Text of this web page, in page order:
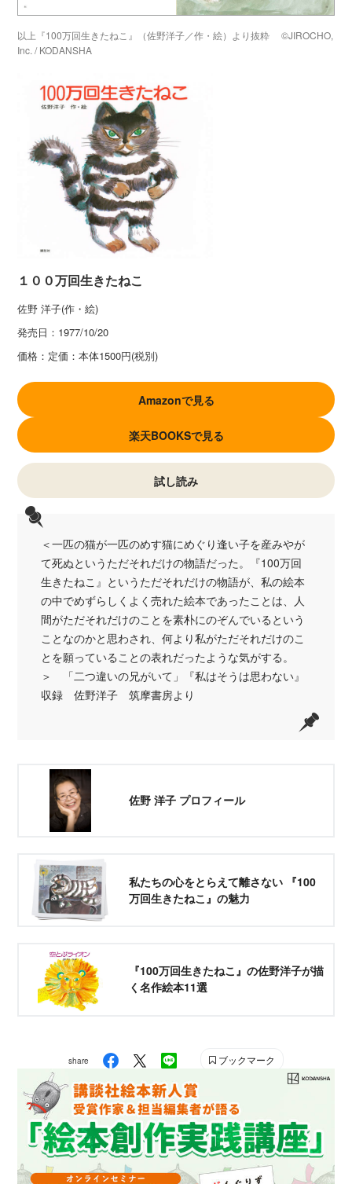
以上『100万回生きたねこ』（佐野洋子／作・絵）より抜粋 ©JIROCHO,
Inc. / KODANSHA
１００万回生きたねこ
佐野 洋子(作・絵)
発売日： 1977/10/20
価格： 定価：本体1500円(税別)
Amazonで見る
楽天BOOKSで見る
試し読み
＜一匹の猫が一匹のめす猫にめぐり逢い子を産みやが
て死ぬというただそれだけの物語だった。『100万回
生きたねこ』というただそれだけの物語が、私の絵本
の中でめずらしくよく売れた絵本であったことは、人
間がただそれだけのことを素朴にのぞんでいるという
ことなのかと思わされ、何より私がただそれだけのこ
とを願っていることの表れだったような気がする。
＞ 「二つ違いの兄がいて」『私はそうは思わない』
収録 佐野洋子 筑摩書房より
佐野 洋子 プロフィール
私たちの心をとらえて離さない 『100
万回生きたねこ』の魅力
『100万回生きたねこ』の佐野洋子が描
く名作絵本11選
share ブックマーク